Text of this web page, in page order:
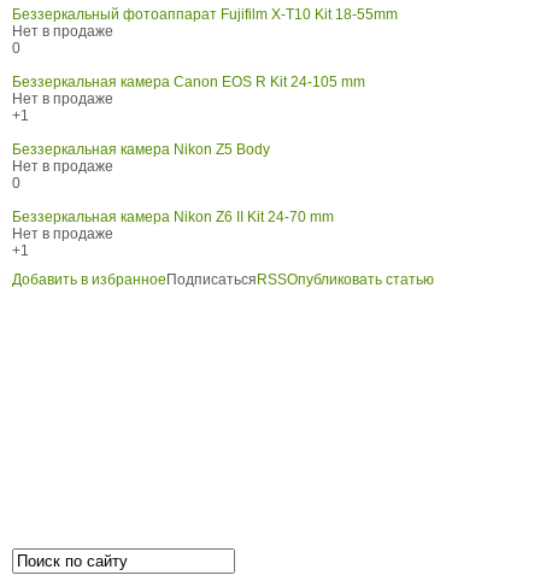
Беззеркальный фотоаппарат Fujifilm X-T10 Kit 18-55mm
Нет в продаже
0
Беззеркальная камера Canon EOS R Kit 24-105 mm
Нет в продаже
+1
Беззеркальная камера Nikon Z5 Body
Нет в продаже
0
Беззеркальная камера Nikon Z6 II Kit 24-70 mm
Нет в продаже
+1
Добавить в избранное Подписаться RSSОпубликовать статью